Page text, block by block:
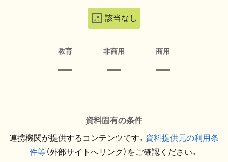
該当なし
教育 非商用 商用
資料固有の条件
連携機関が提供するコンテンツです。 資料提供元の利用条
件等（外部サイトへリンク）をご確認ください。